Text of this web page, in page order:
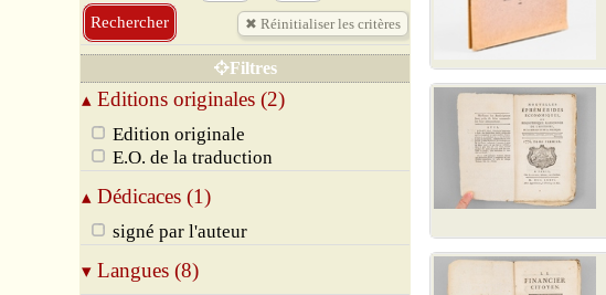
Filtres
▴ Editions originales (2)
Edition originale
E.O. de la traduction
▴ Dédicaces (1)
signé par l'auteur
▾ Langues (8)